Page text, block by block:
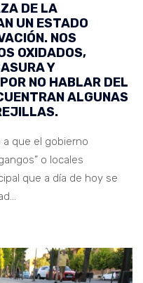
DE LA
UN ESTADO
NOS
OXIDADOS,
Y
NO HABLAR DEL
ALGUNAS
que el gobierno
o locales
que a día de hoy se